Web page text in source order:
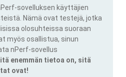
sovelluksen käyttäjien
Nämä ovat testejä, jotka
olosuhteissa suoraan
myös osallistua, sinun
nPerf-sovellus
enemmän tietoa on, sitä
ovat!